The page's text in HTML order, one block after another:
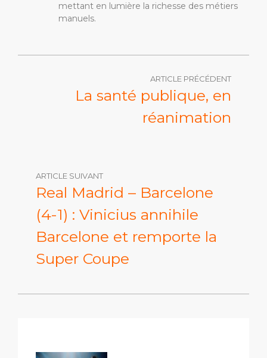
mettant en lumière la richesse des métiers
manuels.
ARTICLE PRÉCÉDENT
La santé publique, en
réanimation
ARTICLE SUIVANT
Real Madrid – Barcelone
(4-1) : Vinicius annihile
Barcelone et remporte la
Super Coupe